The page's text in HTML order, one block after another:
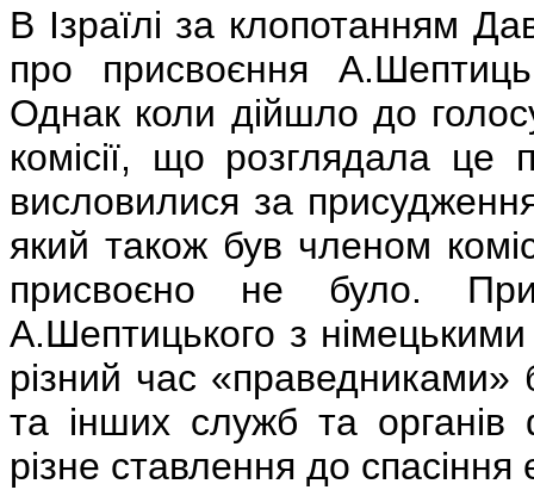
В Ізраїлі за клопотанням
про присвоєння
Однак коли дійшло до
комісії, що розглядала це
висловилися за
який також був членом
присвоєно не було.
А.Шептицького з
різний час «праведниками»
та інших служб та
різне ставлення до спасіння